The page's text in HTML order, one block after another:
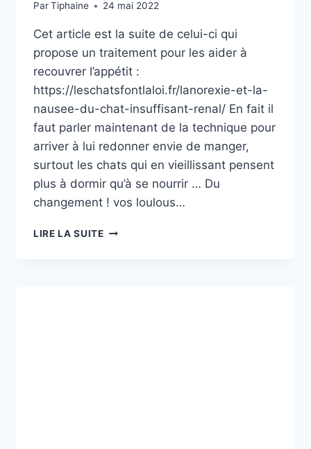
ParTiphaine 24 mai 2022
Cet article est la suite de celui-ci qui
propose un traitement pour les aider à
recouvrer l’appétit :
https://leschatsfontlaloi.fr/lanorexie-et-la-
nausee-du-chat-insuffisant-renal/ En fait il
faut parler maintenant de la technique pour
arriver à lui redonner envie de manger,
surtout les chats qui en vieillissant pensent
plus à dormir qu’à se nourrir … Du
changement ! vos loulous…
LIRE LA SUITEFAIRE